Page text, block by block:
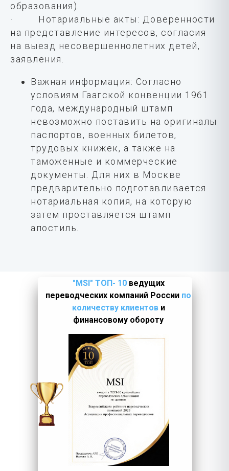
образования).
· Нотариальные акты: Доверенности
на представление интересов, согласия
на выезд несовершеннолетних детей,
заявления.
Важная информация: Согласно
условиям Гаагской конвенции 1961
года, международный штамп
невозможно поставить на оригиналы
паспортов, военных билетов,
трудовых книжек, а также на
таможенные и коммерческие
документы. Для них в Москве
предварительно подготавливается
нотариальная копия, на которую
затем проставляется штамп
апостиль.
LET'S GO!
"MSI" ТОП- 10ведущих
переводческих компаний России по
количеству клиентови
финансовому обороту